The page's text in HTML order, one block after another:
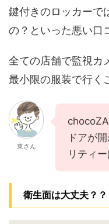
鍵付きのロッカーで
の？といった悪い口
全ての店舗で監視カ
最小限の服装で行く
東さん
ドアが
リティ
衛生面は大丈夫？？